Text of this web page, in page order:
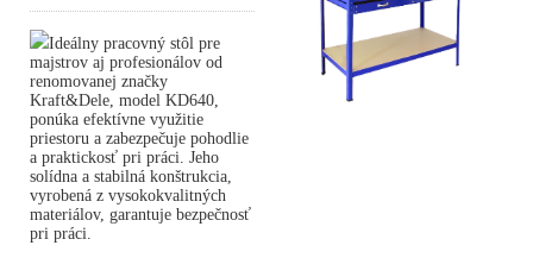
Ideálny pracovný stôl pre
majstrov aj profesionálov od
renomovanej značky
Kraft&Dele, model KD640,
ponúka efektívne využitie
priestoru a zabezpečuje pohodlie
a praktickosť pri práci. Jeho
solídna a stabilná konštrukcia,
vyrobená z vysokokvalitných
materiálov, garantuje bezpečnosť
pri práci.